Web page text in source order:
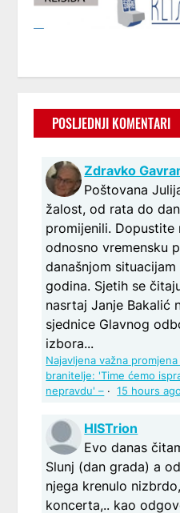
POSLJEDNJI KOMENTARI
Zdravko
Poštovana
žalost, od rata do
promijenili. Dopustite
odnosno vremensku
današnjom
godina. Sjetih se
nasrtaj Janje Bakalić
sjednice Glavnog
izbora...
Najavljena važna
branitelje: 'Time ćemo
nepravdu' – ·15 hours ago
HISTrion
Evo danas
Slunj (dan grada) a
njega krenulo
koncerta,.. kao